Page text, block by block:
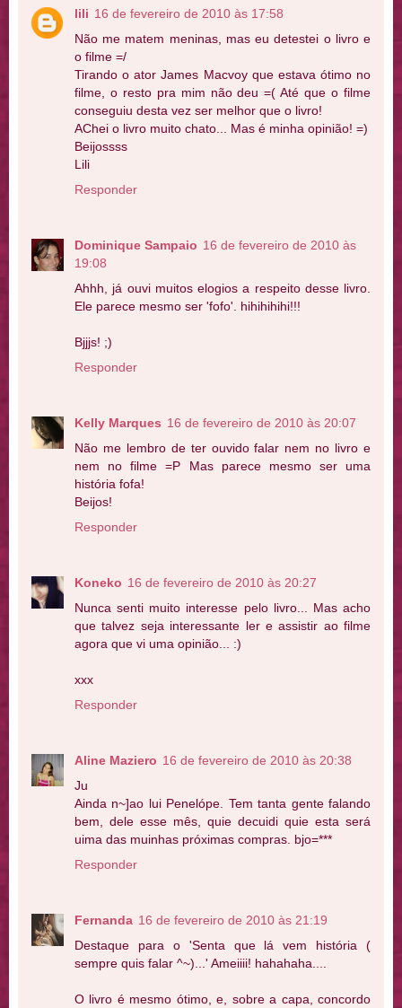
lili 16 de fevereiro de 2010 às 17:58
Não me matem meninas, mas eu detestei o livro e
o filme =/
Tirando o ator James Macvoy que estava ótimo no
filme, o resto pra mim não deu =( Até que o filme
conseguiu desta vez ser melhor que o livro!
AChei o livro muito chato... Mas é minha opinião! =)
Beijossss
Lili
Responder
Dominique Sampaio 16 de fevereiro de 2010 às
19:08
Ahhh, já ouvi muitos elogios a respeito desse livro.
Ele parece mesmo ser 'fofo'. hihihihihi!!!
Bjjjs! ;)
Responder
Kelly Marques 16 de fevereiro de 2010 às 20:07
Não me lembro de ter ouvido falar nem no livro e
nem no filme =P Mas parece mesmo ser uma
história fofa!
Beijos!
Responder
Koneko 16 de fevereiro de 2010 às 20:27
Nunca senti muito interesse pelo livro... Mas acho
que talvez seja interessante ler e assistir ao filme
agora que vi uma opinião... :)
xxx
Responder
Aline Maziero 16 de fevereiro de 2010 às 20:38
Ju
Ainda n~]ao lui Penelópe. Tem tanta gente falando
bem, dele esse mês, quie decuidi quie esta será
uima das muinhas próximas compras. bjo=***
Responder
Fernanda 16 de fevereiro de 2010 às 21:19
Destaque para o 'Senta que lá vem história (
sempre quis falar ^~)...' Ameiiii! hahahaha....
O livro é mesmo ótimo, e, sobre a capa, concordo